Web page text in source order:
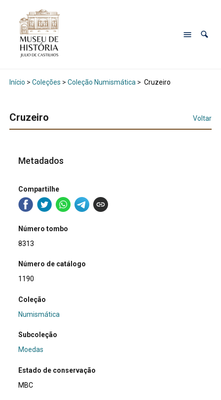
Início > Coleções > Coleção Numismática > Cruzeiro
Cruzeiro Voltar
Metadados
Compartilhe
Número tombo
8313
Número de catálogo
1190
Coleção
Numismática
Subcoleção
Moedas
Estado de conservação
MBC